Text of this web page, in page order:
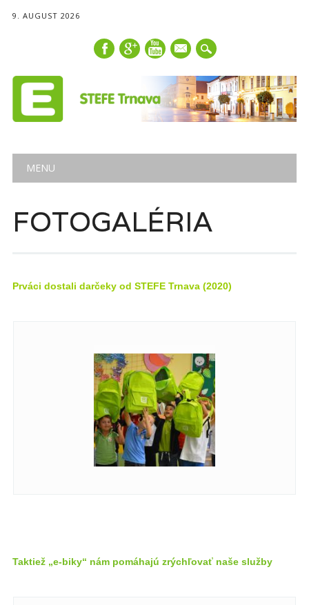
9. AUGUST 2026
mail
Main menu
MENU
FOTOGALÉRIA
Prváci dostali darčeky od STEFE Trnava (2020)
Taktiež „e-biky“ nám pomáhajú zrýchľovať naše služby